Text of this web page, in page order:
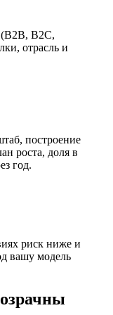
B2C,
отрасль и
построение
роста, доля в
год.
риск ниже и
вашу модель